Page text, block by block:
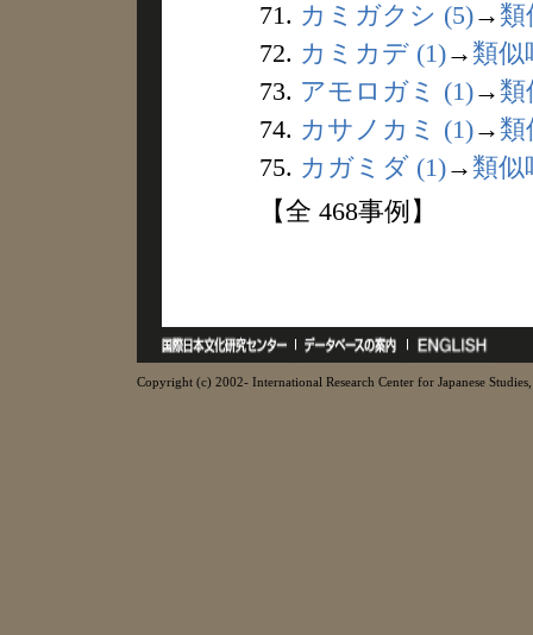
71. カミガクシ (5)→ 類
72. カミカデ (1)→ 類似
73. アモロガミ (1)→ 類
74. カサノカミ (1)→ 類
75. カガミダ (1)→ 類似
【全 468事例】
Copyright (c) 2002- International Research Center for Japanese